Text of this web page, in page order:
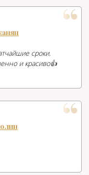
сроки.
и красиво👍